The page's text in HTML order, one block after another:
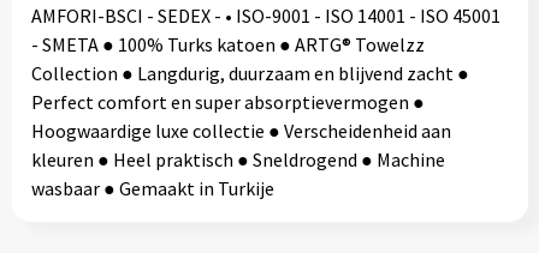
AMFORI-BSCI - SEDEX - • ISO-9001 - ISO 14001 - ISO 45001
- SMETA ● 100% Turks katoen ● ARTG® Towelzz
Collection ● Langdurig, duurzaam en blijvend zacht ●
Perfect comfort en super absorptievermogen ●
Hoogwaardige luxe collectie ● Verscheidenheid aan
kleuren ● Heel praktisch ● Sneldrogend ● Machine
wasbaar ● Gemaakt in Turkije